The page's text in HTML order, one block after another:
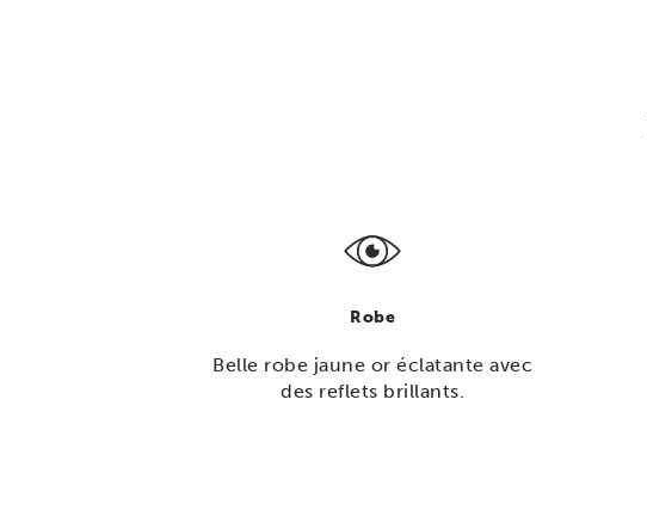
Robe
Belle robe jaune or éclatante avec
des reflets brillants.